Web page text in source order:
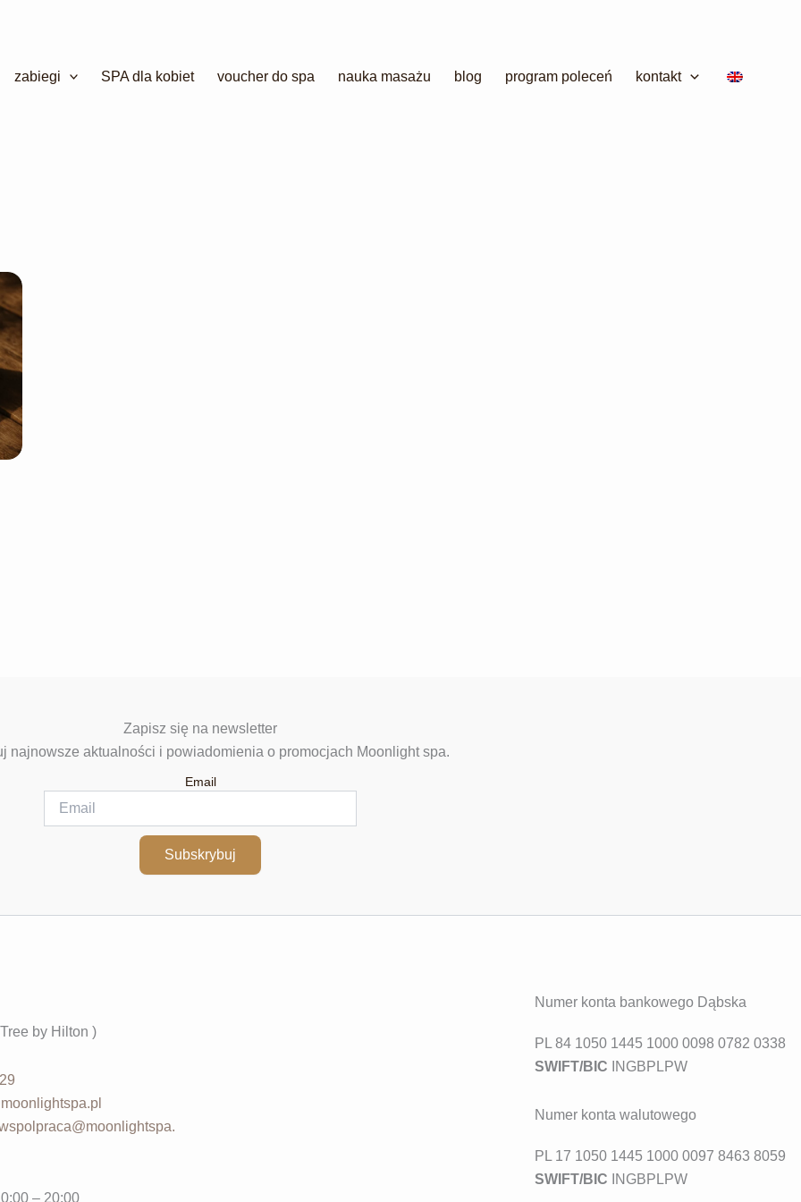
zabiegi
SPA dla kobiet voucher do spa nauka masażu blog program poleceń kontakt
Zapisz się na newsletter
najnowsze aktualności i powiadomienia o promocjach Moonlight spa.
Email
Subskrybuj
by Hilton )
– 20:00
Numer konta bankowego Dąbska
PL 84 1050 1445 1000 0098 0782 0338
SWIFT/BIC
INGBPLPW
Numer konta walutowego
PL 17 1050 1445 1000 0097 8463 8059
SWIFT/BIC
INGBPLPW